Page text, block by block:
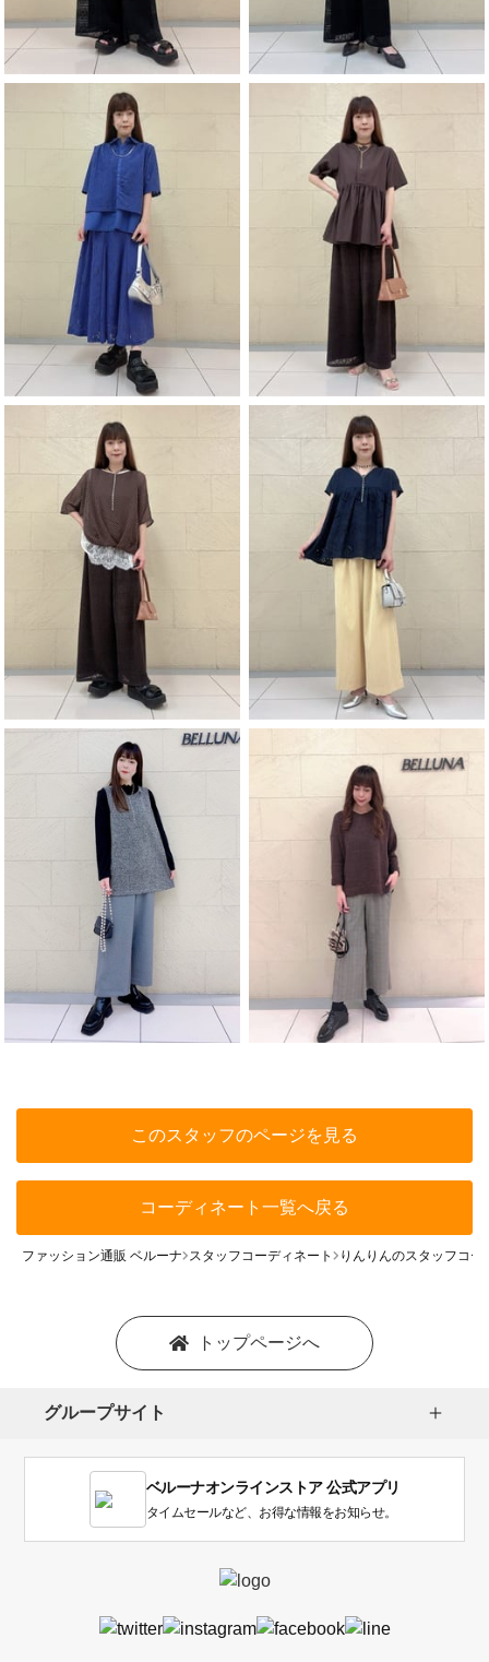
このスタッフのページを見る
コーディネート一覧へ戻る
ファッション通販 ベルーナ スタッフコーディネート りんりんのスタッフコー
トップページへ
グループサイト
ベルーナオンラインストア 公式アプリ
タイムセールなど、お得な情報をお知らせ。